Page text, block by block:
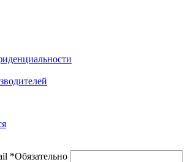
*Обязательно